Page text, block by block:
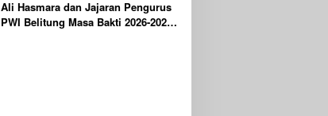
Ali Hasmara dan Jajaran Pengurus
PWI Belitung Masa Bakti 2026-2029